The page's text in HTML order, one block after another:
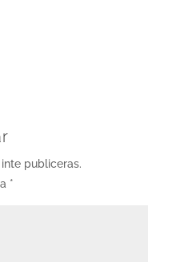
publiceras.
*